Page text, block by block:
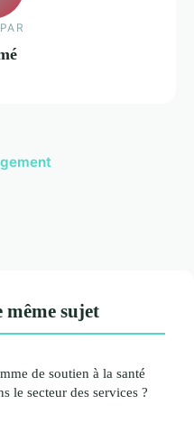
sujet
de soutien à la santé
le secteur des services ?